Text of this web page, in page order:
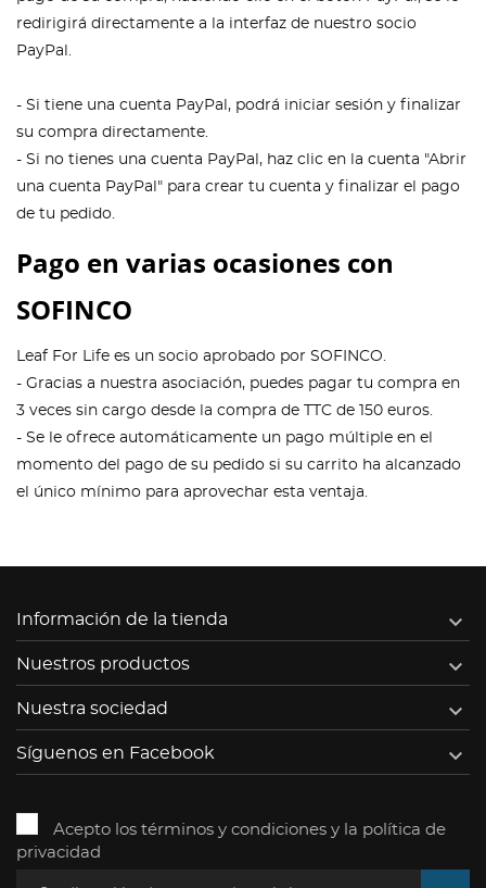
redirigirá directamente a la interfaz de nuestro socio
PayPal.
- Si tiene una cuenta PayPal, podrá iniciar sesión y finalizar
su compra directamente.
- Si no tienes una cuenta PayPal, haz clic en la cuenta "Abrir
una cuenta PayPal" para crear tu cuenta y finalizar el pago
de tu pedido.
Pago en varias ocasiones con
SOFINCO
Leaf For Life es un socio aprobado por SOFINCO.
- Gracias a nuestra asociación, puedes pagar tu compra en
3 veces sin cargo desde la compra de TTC de 150 euros.
- Se le ofrece automáticamente un pago múltiple en el
momento del pago de su pedido si su carrito ha alcanzado
el único mínimo para aprovechar esta ventaja.
Información de la tienda 
Nuestros productos 
Nuestra sociedad 
Síguenos en Facebook 
Acepto los términos y condiciones y la política de
privacidad